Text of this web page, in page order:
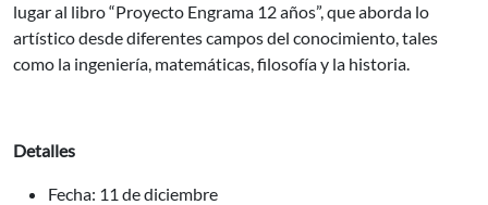
lugar al libro “Proyecto Engrama 12 años”, que aborda lo
artístico desde diferentes campos del conocimiento, tales
como la ingeniería, matemáticas, filosofía y la historia.
Detalles
Fecha: 11 de diciembre